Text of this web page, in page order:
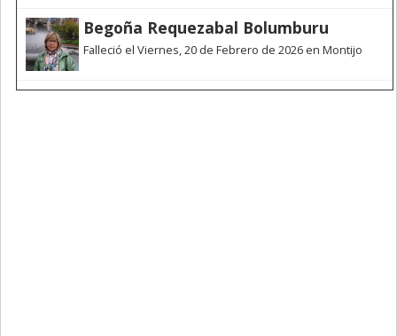
Begoña Requezabal Bolumburu
Falleció el Viernes, 20 de Febrero de 2026 en Montijo